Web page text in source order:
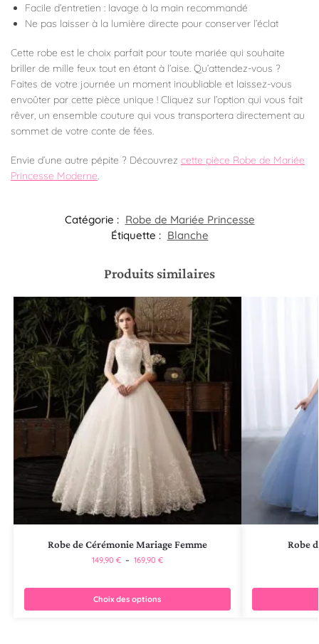
Facile d’entretien : lavage à la main recommandé
Ne pas laisser à la lumière directe pour conserver l’éclat
Cette robe est le choix parfait pour toute mariée qui souhaite
briller de mille feux tout en étant à l’aise. Qu’attendez-vous ?
Faites de votre journée un moment inoubliable et laissez-vous
envoûter par cette pièce unique ! Cliquez sur l’option qui vous fait
rêver, un ensemble couture qui vous transportera directement au
sommet de votre conte de fées.
Envie d’une autre pépite ? Découvrez cette pièce Robe de Mariée
Princesse Moderne
Catégorie : Robe de Mariée Princesse
Étiquette : Blanche
Produits similaires
Robe de Cérémonie Mariage Femme
149,90 € – 169,90 €
Choix des options
Robe